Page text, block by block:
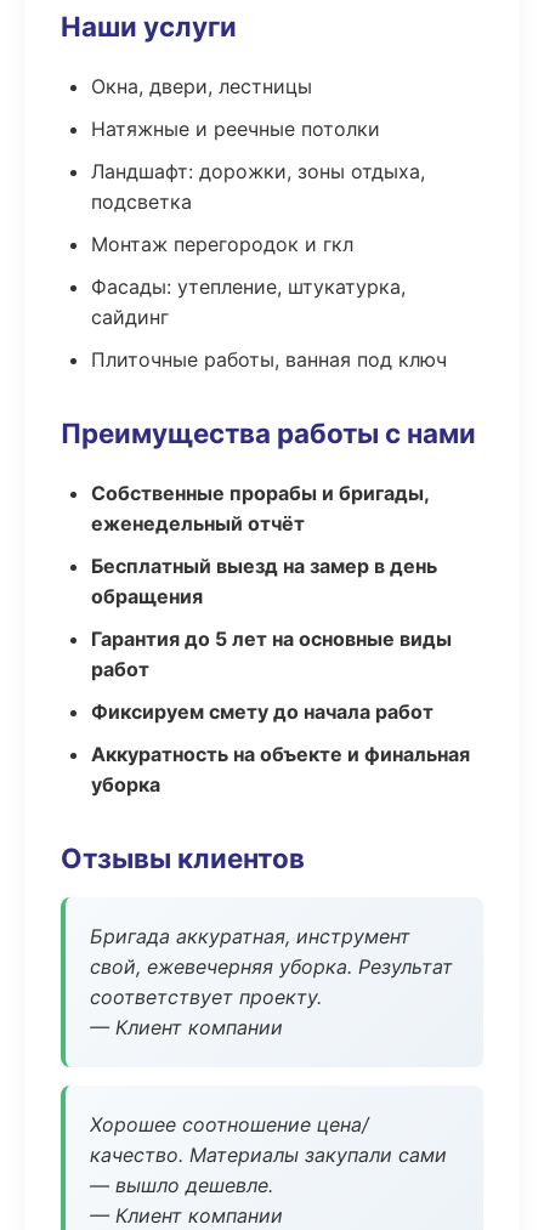
Наши услуги
Окна, двери, лестницы
Натяжные и реечные потолки
Ландшафт: дорожки, зоны отдыха,
подсветка
Монтаж перегородок и гкл
Фасады: утепление, штукатурка,
сайдинг
Плиточные работы, ванная под ключ
Преимущества работы с нами
Собственные прорабы и бригады,
еженедельный отчёт
Бесплатный выезд на замер в день
обращения
Гарантия до 5 лет на основные виды
работ
Фиксируем смету до начала работ
Аккуратность на объекте и финальная
уборка
Отзывы клиентов
Бригада аккуратная, инструмент
свой, ежевечерняя уборка. Результат
соответствует проекту.
— Клиент компании
Хорошее соотношение цена/
качество. Материалы закупали сами
— вышло дешевле.
— Клиент компании